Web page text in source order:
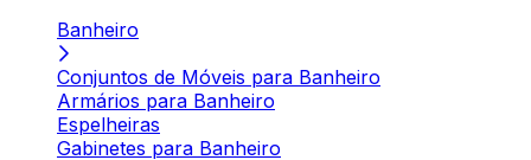
Banheiro
Conjuntos de Móveis para Banheiro
Armários para Banheiro
Espelheiras
Gabinetes para Banheiro